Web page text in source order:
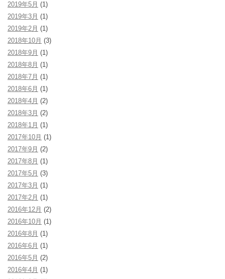
2019年5月 (1)
2019年3月 (1)
2019年2月 (1)
2018年10月 (3)
2018年9月 (1)
2018年8月 (1)
2018年7月 (1)
2018年6月 (1)
2018年4月 (2)
2018年3月 (2)
2018年1月 (1)
2017年10月 (1)
2017年9月 (2)
2017年8月 (1)
2017年5月 (3)
2017年3月 (1)
2017年2月 (1)
2016年12月 (2)
2016年10月 (1)
2016年8月 (1)
2016年6月 (1)
2016年5月 (2)
2016年4月 (1)